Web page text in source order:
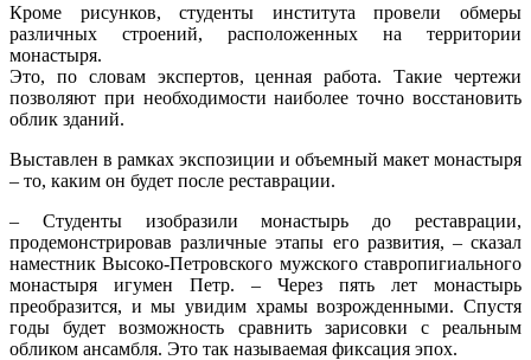
Кроме рисунков, студенты института провели обмеры
различных строений, расположенных на территории
монастыря.
Это, по словам экспертов, ценная работа. Такие чертежи
позволяют при необходимости наиболее точно восстановить
облик зданий.
Выставлен в рамках экспозиции и объемный макет монастыря
– то, каким он будет после реставрации.
– Студенты изобразили монастырь до реставрации,
продемонстрировав различные этапы его развития, – сказал
наместник Высоко-Петровского мужского ставропигиального
монастыря игумен Петр. – Через пять лет монастырь
преобразится, и мы увидим храмы возрожденными. Спустя
годы будет возможность сравнить зарисовки с реальным
обликом ансамбля. Это так называемая фиксация эпох.